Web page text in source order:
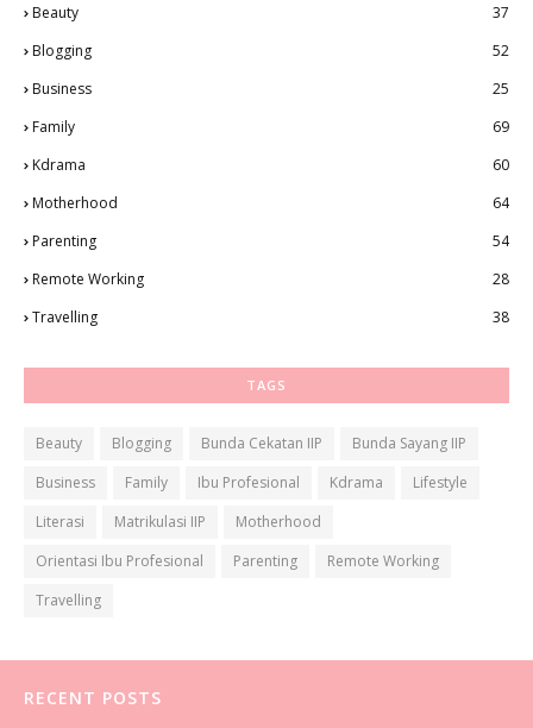
Beauty
37
Blogging
52
Business
25
Family
69
Kdrama
60
Motherhood
64
Parenting
54
Remote Working
28
Travelling
38
TAGS
Beauty Blogging Bunda Cekatan IIP
Bunda Sayang IIP
Business
Family Ibu Profesional Kdrama
Lifestyle
Literasi
Matrikulasi IIP
Motherhood
Orientasi Ibu Profesional
Parenting
Remote Working
Travelling
RECENT POSTS